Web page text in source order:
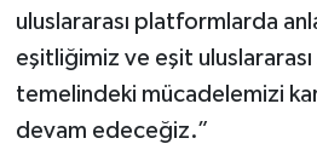
uluslararası platformlarda
eşitliğimiz ve eşit
temelindeki mücadelemizi
devam edeceğiz.”